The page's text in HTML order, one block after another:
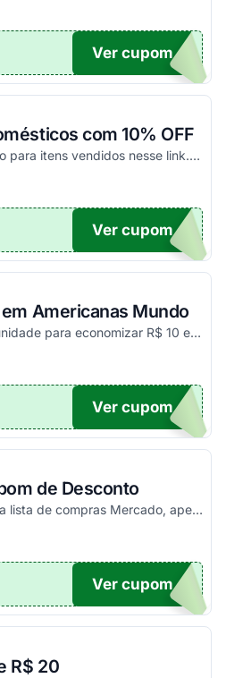
10
Ver cupom
com 10% OFF
Cupom de desconto válido para itens vendidos nesse link. Consulte demais exceções no site. Corra e aproveite!
A10
Ver cupom
Americanas Mundo
Confira agora essa oportunidade para economizar R$ 10 em compras de produtos internacionais acima de R$ 100. Consulte exceções. Pegue seu cupom de desconto e aproveite!
NDO
Ver cupom
de Desconto
Aplicável para compras da lista de compras Mercado, apenas para clientes qualificáveis para a promoção. Compre com R$10 OFF agora!
O10
Ver cupom
R$ 20